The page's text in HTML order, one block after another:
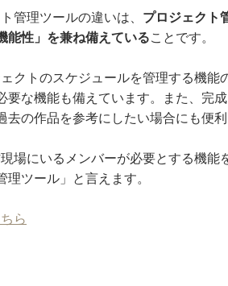
管理ツールの違いは、 プロジェクト
能性」を兼ね備えていることです。
クトのスケジュールを管理する機能
要な機能も備えています。また、完
の作品を参考にしたい場合にも便利
場にいるメンバーが必要とする機能
ツール」と言えます。
ら